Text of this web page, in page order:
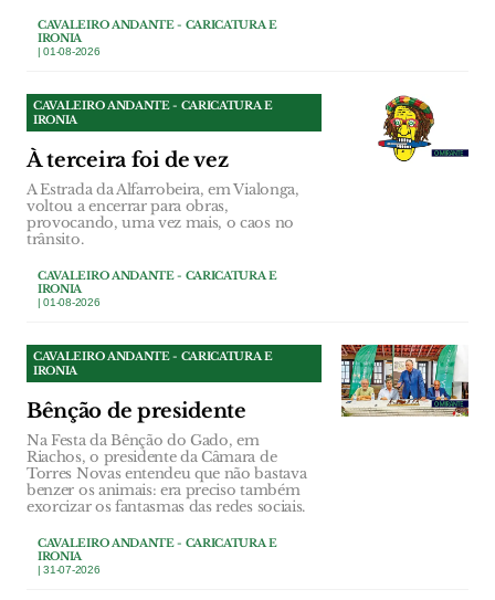
CAVALEIRO ANDANTE - CARICATURA E
IRONIA
| 01-08-2026
CAVALEIRO ANDANTE - CARICATURA E
IRONIA
À terceira foi de vez
A Estrada da Alfarrobeira, em Vialonga,
voltou a encerrar para obras,
provocando, uma vez mais, o caos no
trânsito.
CAVALEIRO ANDANTE - CARICATURA E
IRONIA
| 01-08-2026
CAVALEIRO ANDANTE - CARICATURA E
IRONIA
Bênção de presidente
Na Festa da Bênção do Gado, em
Riachos, o presidente da Câmara de
Torres Novas entendeu que não bastava
benzer os animais: era preciso também
exorcizar os fantasmas das redes sociais.
CAVALEIRO ANDANTE - CARICATURA E
IRONIA
| 31-07-2026